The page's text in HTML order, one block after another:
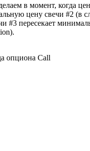
в момент, когда
цену свечи #2 (в
#3 пересекает